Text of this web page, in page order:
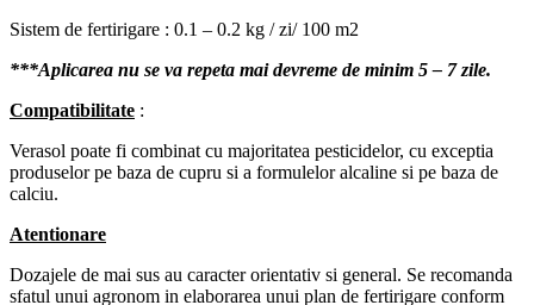
Sistem de fertirigare : 0.1 – 0.2 kg / zi/ 100 m2
***Aplicarea nu se va repeta mai devreme de minim 5 – 7 zile.
Compatibilitate :
Verasol poate fi combinat cu majoritatea pesticidelor, cu exceptia
produselor pe baza de cupru si a formulelor alcaline si pe baza de
calciu.
Atentionare
Dozajele de mai sus au caracter orientativ si general. Se recomanda
sfatul unui agronom in elaborarea unui plan de fertirigare conform